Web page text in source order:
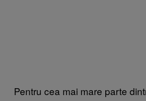
Pentru cea mai mare parte